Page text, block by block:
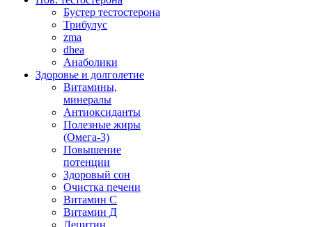
Бустер тестостерона
Трибулус
zma
dhea
Анаболики
Здоровье и долголетие
Витамины,
минералы
Антиоксиданты
Полезные жиры
(Омега-3)
Повышение
потенции
Здоровый сон
Очистка печени
Витамин С
Витамин Д
Лецитин